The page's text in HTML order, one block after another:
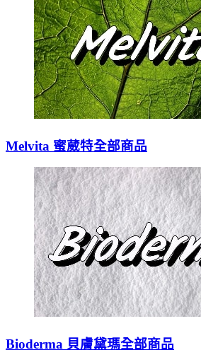
Melvita 蜜葳特全部商品
Bioderma 貝膚黛瑪全部商品